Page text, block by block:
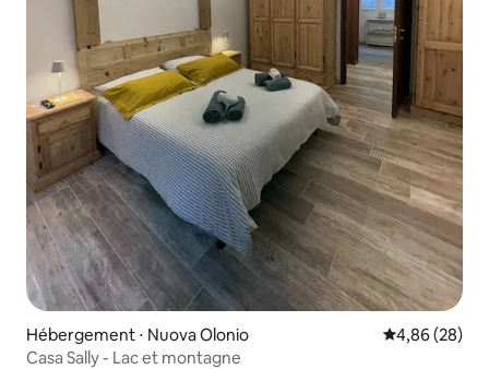
Hébergement ⋅ Nuova Olonio Évaluation
4,86 (28)
Casa Sally - Lac et montagne